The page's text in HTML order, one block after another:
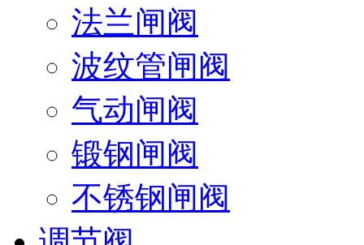
法兰闸阀
波纹管闸阀
气动闸阀
锻钢闸阀
不锈钢闸阀